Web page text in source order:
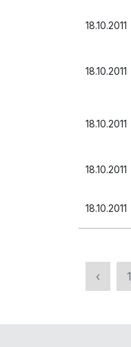
18.10.2011
18.10.2011
18.10.2011
18.10.2011
18.10.2011
‹ 1